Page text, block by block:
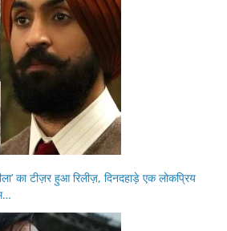
का टीज़र हुआ रिलीज़, दिनदहाड़े एक लोकप्रिय